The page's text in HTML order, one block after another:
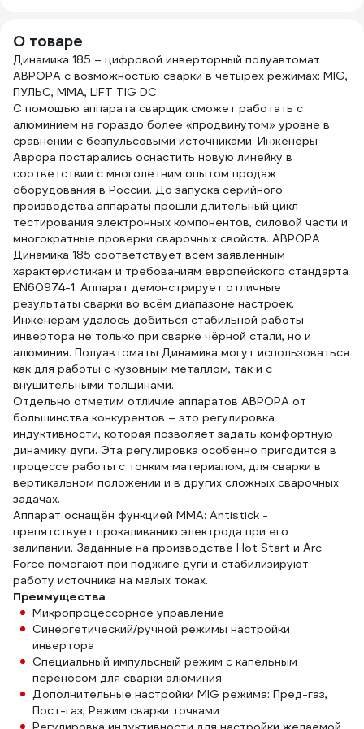
О товаре
Динамика 185 – цифровой инверторный полуавтомат
АВРОРА с возможностью сварки в четырёх режимах: MIG,
ПУЛЬС, MMA, LIFT TIG DC.
С помощью аппарата сварщик сможет работать с
алюминием на гораздо более «продвинутом» уровне в
сравнении с безпульсовыми источниками. Инженеры
Аврора постарались оснастить новую линейку в
соответствии с многолетним опытом продаж
оборудования в России. До запуска серийного
производства аппараты прошли длительный цикл
тестирования электронных компонентов, силовой части и
многократные проверки сварочных свойств. АВРОРА
Динамика 185 соответствует всем заявленным
характеристикам и требованиям европейского стандарта
EN60974-1. Аппарат демонстрирует отличные
результаты сварки во всём диапазоне настроек.
Инженерам удалось добиться стабильной работы
инвертора не только при сварке чёрной стали, но и
алюминия. Полуавтоматы Динамика могут использоваться
как для работы с кузовным металлом, так и с
внушительными толщинами.
Отдельно отметим отличие аппаратов АВРОРА от
большинства конкурентов – это регулировка
индуктивности, которая позволяет задать комфортную
динамику дуги. Эта регулировка особенно пригодится в
процессе работы с тонким материалом, для сварки в
вертикальном положении и в других сложных сварочных
задачах.
Аппарат оснащён функцией MMA: Antistick -
препятствует прокаливанию электрода при его
залипании. Заданные на производстве Hot Start и Arc
Force помогают при поджиге дуги и стабилизируют
работу источника на малых токах.
Преимущества
Микропроцессорное управление
Синергетический/ручной режимы настройки
инвертора
Специальный импульсный режим с капельным
переносом для сварки алюминия
Дополнительные настройки MIG режима: Пред-газ,
Пост-газ, Режим сварки точками